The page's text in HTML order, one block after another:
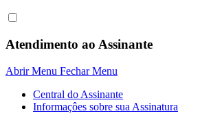
Atendimento ao Assinante
Abrir Menu Fechar Menu
Central do Assinante
Informaçôes sobre sua Assinatura